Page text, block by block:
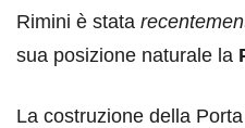
Rimini è stata
sua posizione naturale la
La costruzione della